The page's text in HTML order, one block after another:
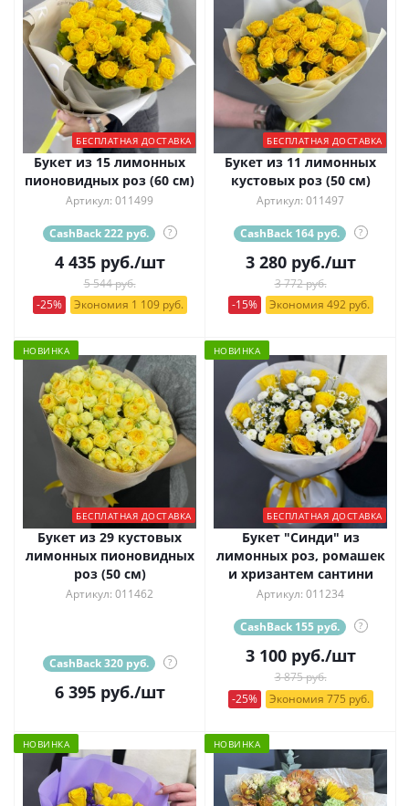
БЕСПЛАТНАЯ ДОСТАВКА
Букет из 15 лимонных
пионовидных роз (60 см)
Артикул: 011499
CashBack 222 руб. ?
4 435руб./шт
5 544 руб.
-25%
Экономия 1 109 руб.
БЕСПЛАТНАЯ ДОСТАВКА
Букет из 11 лимонных
кустовых роз (50 см)
Артикул: 011497
CashBack 164 руб. ?
3 280руб./шт
3 772 руб.
-15%
Экономия 492 руб.
НОВИНКА
БЕСПЛАТНАЯ ДОСТАВКА
Букет из 29 кустовых
лимонных пионовидных
роз (50 см)
Артикул: 011462
CashBack 320 руб. ?
6 395руб./шт
НОВИНКА
БЕСПЛАТНАЯ ДОСТАВКА
Букет "Синди" из
лимонных роз, ромашек
и хризантем сантини
Артикул: 011234
CashBack 155 руб. ?
3 100руб./шт
3 875 руб.
-25%
Экономия 775 руб.
НОВИНКА НОВИНКА